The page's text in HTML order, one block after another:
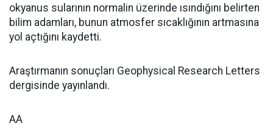
okyanus sularının normalin üzerinde ısındığını belirten
bilim adamları, bunun atmosfer sıcaklığının artmasına
yol açtığını kaydetti.
Araştırmanın sonuçları Geophysical Research Letters
dergisinde yayınlandı.
AA